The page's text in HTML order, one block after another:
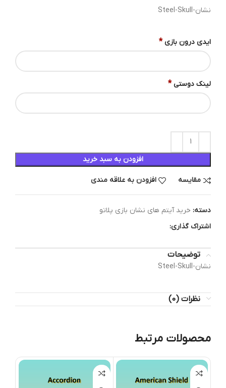
نشان-Steel-Skull
ایدی درون بازی *
لینک دوستی *
افزودن به سبد خرید
مقایسه افزودن به علاقه مندی
دسته: خرید آیتم های نشان بازی پلاتو
اشتراک گذاری:
توضیحات
نشان-Steel-Skull
نظرات (0)
محصولات مرتبط